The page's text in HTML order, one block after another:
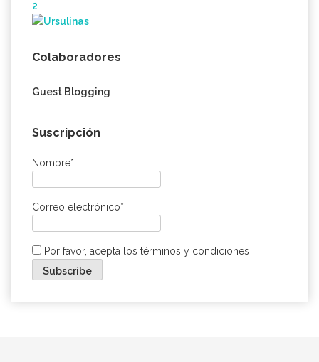
Colaboradores
Guest Blogging
Suscripción
Nombre*
Correo electrónico*
Por favor, acepta los términos y condiciones